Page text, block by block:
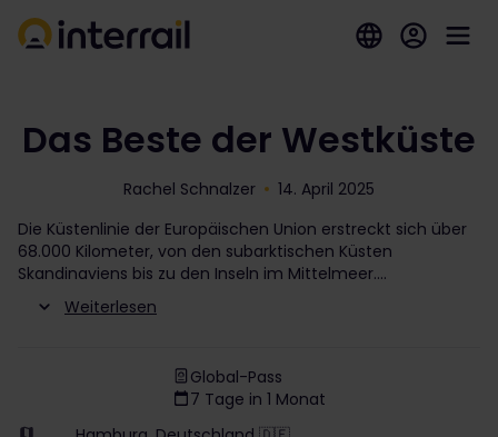
Das Beste der Westküste
Rachel Schnalzer
14. April 2025
Die Küstenlinie der Europäischen Union erstreckt sich über
68.000 Kilometer, von den subarktischen Küsten
Skandinaviens bis zu den Inseln im Mittelmeer.
Weiterlesen
Global-Pass
7 Tage in 1 Monat